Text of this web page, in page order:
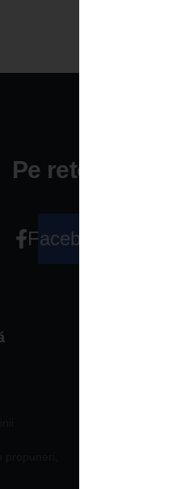
Pe retele sociale
Facebook